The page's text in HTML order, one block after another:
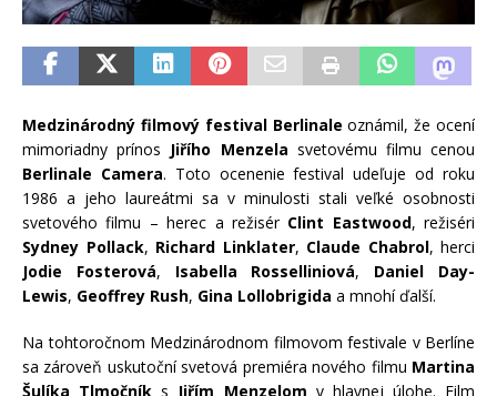
Medzinárodný filmový festival Berlinale oznámil, že ocení
mimoriadny prínos Jiřího Menzela svetovému filmu cenou
Berlinale Camera. Toto ocenenie festival udeľuje od roku
1986 a jeho laureátmi sa v minulosti stali veľké osobnosti
svetového filmu – herec a režisér Clint Eastwood, režiséri
Sydney Pollack, Richard Linklater, Claude Chabrol, herci
Jodie Fosterová, Isabella Rosselliniová, Daniel Day-
Lewis, Geoffrey Rush, Gina Lollobrigida a mnohí ďalší.
Na tohtoročnom Medzinárodnom filmovom festivale v Berlíne
sa zároveň uskutoční svetová premiéra nového filmu Martina
Šulíka Tlmočník s Jiřím Menzelom v hlavnej úlohe. Film